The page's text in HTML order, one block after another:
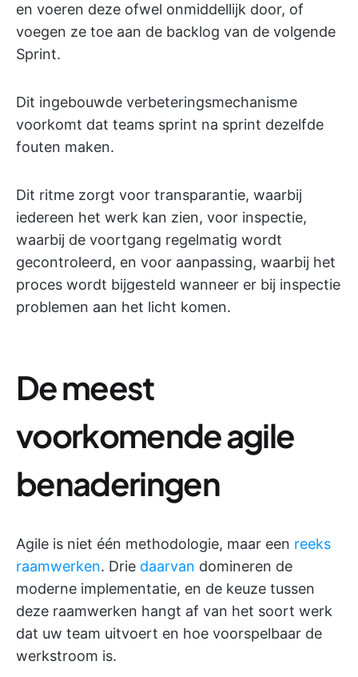
en voeren deze ofwel onmiddellijk door, of
voegen ze toe aan de backlog van de volgende
Sprint.
Dit ingebouwde verbeteringsmechanisme
voorkomt dat teams sprint na sprint dezelfde
fouten maken.
Dit ritme zorgt voor transparantie, waarbij
iedereen het werk kan zien, voor inspectie,
waarbij de voortgang regelmatig wordt
gecontroleerd, en voor aanpassing, waarbij het
proces wordt bijgesteld wanneer er bij inspectie
problemen aan het licht komen.
De meest
voorkomende agile
benaderingen
Agile is niet één methodologie, maar een reeks
raamwerken. Drie daarvan domineren de
moderne implementatie, en de keuze tussen
deze raamwerken hangt af van het soort werk
dat uw team uitvoert en hoe voorspelbaar de
werkstroom is.